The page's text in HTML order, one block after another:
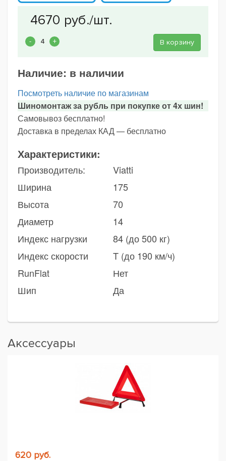
В корзину
Наличие: в наличии
Посмотреть наличие по магазинам
Шиномонтаж за рубль при покупке от 4х шин!
Самовывоз бесплатно!
Доставка в пределах КАД — бесплатно
Характеристики:
Производитель:
Viatti
Ширина
175
Высота
70
Диаметр
14
Индекс нагрузки
84 (до 500 кг)
Индекс скорости
T (до 190 км/ч)
RunFlat
Нет
Шип
Да
Аксессуары
620 руб.